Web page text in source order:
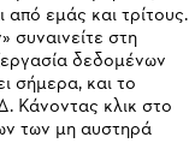
εμάς και τρίτους.
συναινείτε στη
δεδομένων
σήμερα, και το
Κάνοντας κλικ στο
των μη αυστηρά